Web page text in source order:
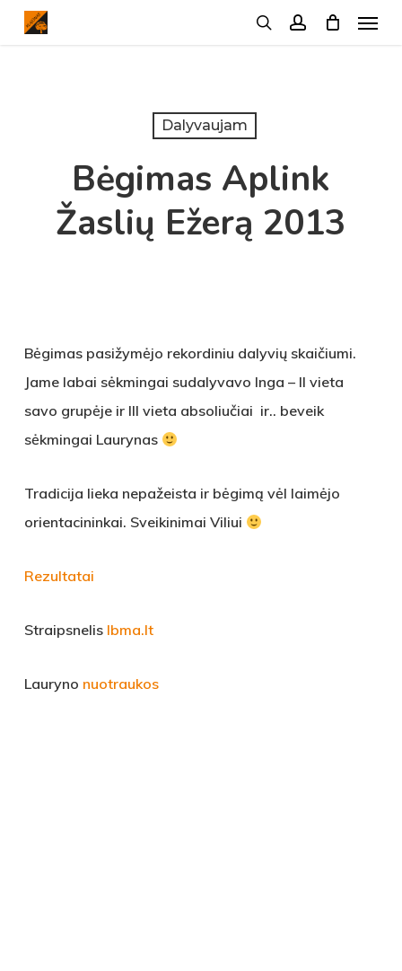
Skip
Menu
Dalyvaujam
Bėgimas Aplink
Žaslių Ežerą 2013
Bėgimas pasižymėjo rekordiniu dalyvių skaičiumi.
Jame labai sėkmingai sudalyvavo Inga – II vieta
savo grupėje ir III vieta absoliučiai ir.. beveik
sėkmingai Laurynas
Tradicija lieka nepažeista ir bėgimą vėl laimėjo
orientacininkai. Sveikinimai Viliui
Rezultatai
Straipsnelis lbma.lt
Lauryno nuotraukos